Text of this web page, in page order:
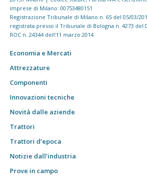
imprese di Milano: 00753480151
Registrazione Tribunale di Milano n. 65 del 05/03/
registrata presso il Tribunale di Bologna n. 4273 del
ROC n. 24344 dell'11 marzo 2014
Economia e Mercati
Attrezzature
Componenti
Innovazioni tecniche
Novità dalle aziende
Trattori
Trattori d’epoca
Notizie dall’industria
Prove in campo